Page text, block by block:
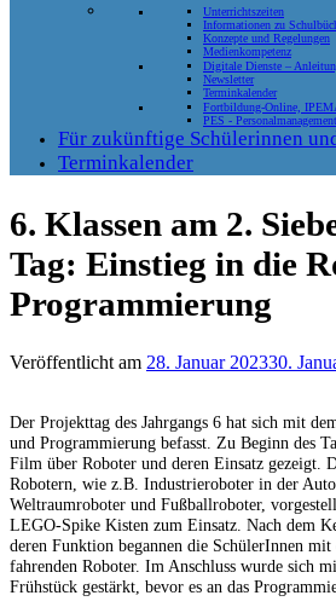
Unterrichtszeiten
Informationen zu
Konzepte und Regelungen
Medienkompetenz
Digitale Dienste –
Newsletter
Terminkalender
Fortbildung-Online,
PES - Personalmanagement
Für zukünftige Schülerinnen
Terminkalender
6. Klassen am 2.
Tag: Einstieg in die
Programmierung
Veröffentlicht am 28. Januar 202330.
Der Projekttag des Jahrgangs 6 hat sich mit
und Programmierung befasst. Zu Beginn des
Film über Roboter und deren Einsatz gezeigt.
Robotern, wie z.B. Industrieroboter in der
Weltraumroboter und Fußballroboter,
LEGO-Spike Kisten zum Einsatz. Nach dem
deren Funktion begannen die SchülerInnen
fahrenden Roboter. Im Anschluss wurde sich
Frühstück gestärkt, bevor es an das